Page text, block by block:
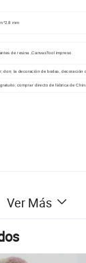
mm
de resina ,CanvasTool impreso
don; la decoración de bodas, decoración
comprar directo de fábrica de
Ver Más